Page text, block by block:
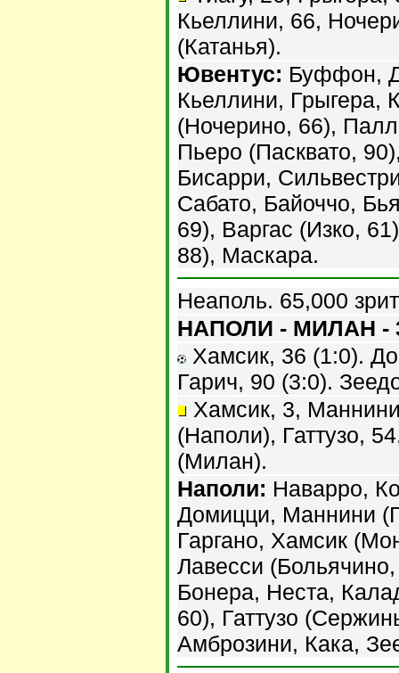
Кьеллини, 66,
(Катанья).
Ювентус: Буффон,
Кьеллини, Грыгера,
(Ночерино, 66),
Пьеро (Пасквато,
Бисарри,
Сабато, Байоччо,
69), Варгас (Изко,
88), Маскара.
Неаполь. 65,000
НАПОЛИ - МИЛАН -
Хамсик, 36 (1:0).
Гарич, 90 (3:0).
Хамсик, 3,
(Наполи), Гаттузо,
(Милан).
Наполи: Наварро,
Домицци, Маннини
Гаргано, Хамсик
Лавесси
Бонера, Неста,
60), Гаттузо
Амброзини, Кака,